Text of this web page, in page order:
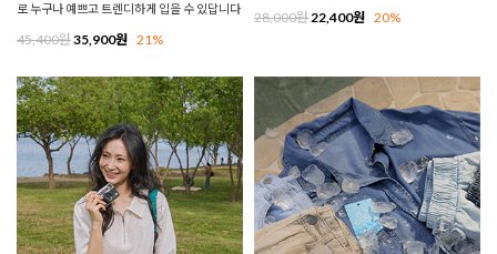
로 누구나 예쁘고 트렌디하게 입을 수 있답니다
45,400원35,900원 21%
28,000원22,400원 20%